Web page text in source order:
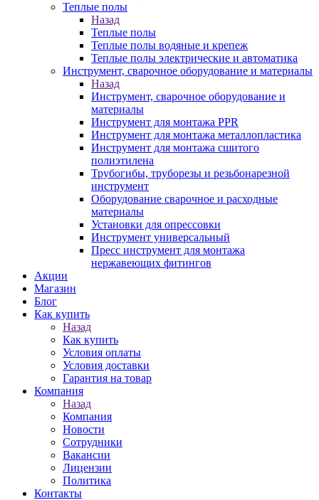
Теплые полы
Назад
Теплые полы
Теплые полы водяные и крепеж
Теплые полы электрические и автоматика
Инструмент, сварочное оборудование и материалы
Назад
Инструмент, сварочное оборудование и
материалы
Инструмент для монтажа PPR
Инструмент для монтажа металлопластика
Инструмент для монтажа сшитого
полиэтилена
Трубогибы, труборезы и резьбонарезной
инструмент
Оборудование сварочное и расходные
материалы
Установки для опрессовки
Инструмент универсальный
Пресс инструмент для монтажа
нержавеющих фитингов
Акции
Магазин
Блог
Как купить
Назад
Как купить
Условия оплаты
Условия доставки
Гарантия на товар
Компания
Назад
Компания
Новости
Сотрудники
Вакансии
Лицензии
Политика
Контакты